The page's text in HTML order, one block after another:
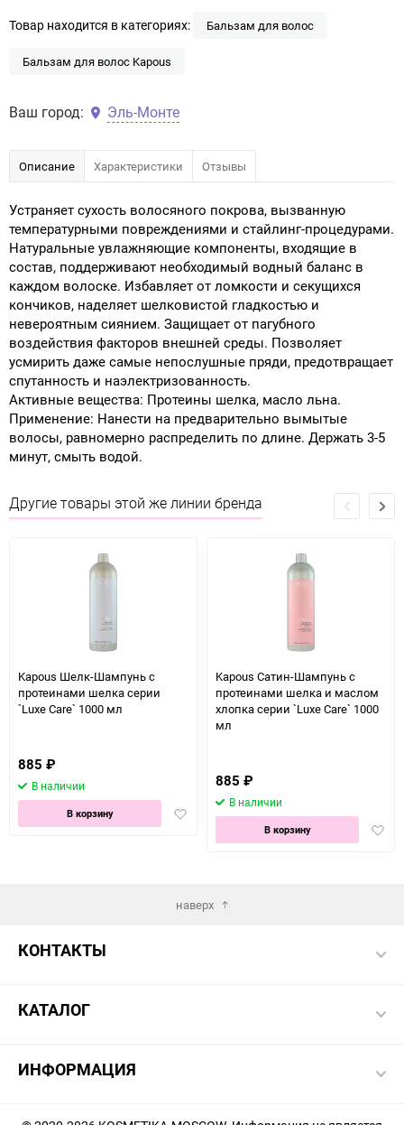
Товар находится в категориях: Бальзам для волос
Бальзам для волос Kapous
Ваш город: Эль-Монте
Описание Характеристики Отзывы
Устраняет сухость волосяного покрова, вызванную
температурными повреждениями и стайлинг-процедурами.
Натуральные увлажняющие компоненты, входящие в
состав, поддерживают необходимый водный баланс в
каждом волоске. Избавляет от ломкости и секущихся
кончиков, наделяет шелковистой гладкостью и
невероятным сиянием. Защищает от пагубного
воздействия факторов внешней среды. Позволяет
усмирить даже самые непослушные пряди, предотвращает
спутанность и наэлектризованность.
Активные вещества: Протеины шелка, масло льна.
Применение: Нанести на предварительно вымытые
волосы, равномерно распределить по длине. Держать 3-5
минут, смыть водой.
Другие товары этой же линии бренда
Kapous Шелк-Шампунь с
протеинами шелка серии
`Luxe Care` 1000 мл
885 ₽
В наличии
Добавить
избранное
В корзину
Kapous Сатин-Шампунь с
протеинами шелка и маслом
хлопка серии `Luxe Care` 1000
мл
885 ₽
В наличии
В корзину
наверх
КОНТАКТЫ
КАТАЛОГ
ИНФОРМАЦИЯ